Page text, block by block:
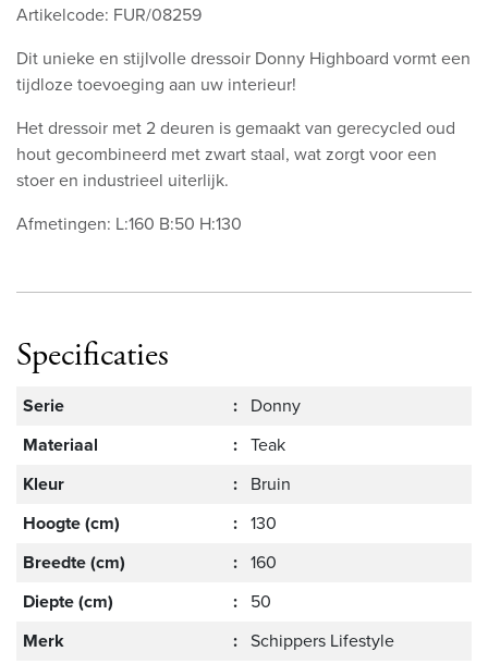
Artikelcode: FUR/08259
Dit unieke en stijlvolle dressoir Donny Highboard vormt een
tijdloze toevoeging aan uw interieur!
Het dressoir met 2 deuren is gemaakt van gerecycled oud
hout gecombineerd met zwart staal, wat zorgt voor een
stoer en industrieel uiterlijk.
Afmetingen: L:160 B:50 H:130
Specificaties
Serie : Donny
Materiaal
: Teak
Kleur
: Bruin
Hoogte (cm)
: 130
Breedte (cm)
: 160
Diepte (cm)
: 50
Merk
: Schippers Lifestyle